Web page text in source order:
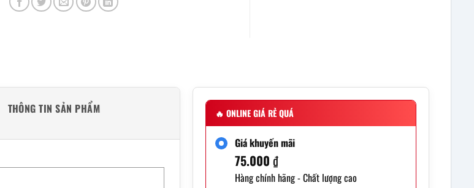
THÔNG TIN SẢN PHẨM 🔥 ONLINE GIÁ RẺ QUÁ
Giá khuyến mãi
75.000 ₫
Hàng chính hãng - Chất lượng cao